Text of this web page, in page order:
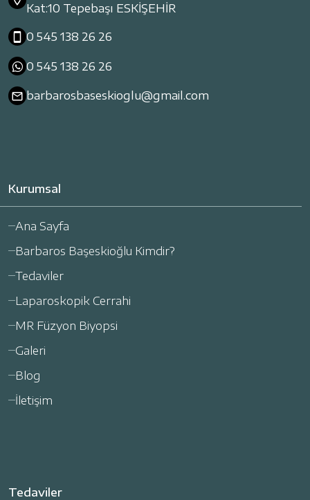
Kat:10 Tepebaşı ESKİŞEHİR
0 545 138 26 26
0 545 138 26 26
barbarosbaseskioglu@gmail.com
Kurumsal
Ana Sayfa
Barbaros Başeskioğlu Kimdir?
Tedaviler
Laparoskopik Cerrahi
MR Füzyon Biyopsi
Galeri
Blog
İletişim
Tedaviler